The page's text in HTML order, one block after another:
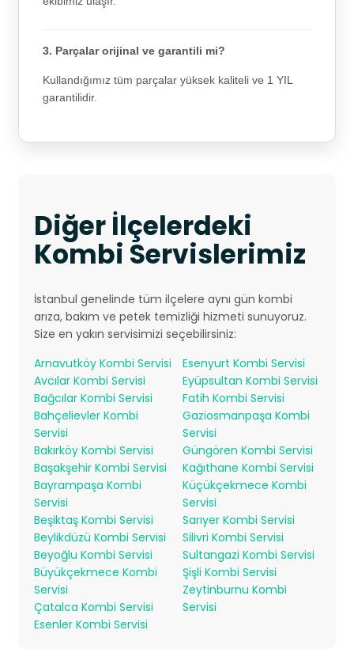
3. Parçalar orijinal ve garantili mi?
Kullandığımız tüm parçalar yüksek kaliteli ve 1 YIL
garantilidir.
Diğer İlçelerdeki
Kombi Servislerimiz
İstanbul genelinde tüm ilçelere aynı gün kombi
arıza, bakım ve petek temizliği hizmeti sunuyoruz.
Size en yakın servisimizi seçebilirsiniz:
Arnavutköy Kombi Servisi
Avcılar Kombi Servisi
Bağcılar Kombi Servisi
Bahçelievler Kombi
Servisi
Bakırköy Kombi Servisi
Başakşehir Kombi Servisi
Bayrampaşa Kombi
Servisi
Beşiktaş Kombi Servisi
Beylikdüzü Kombi Servisi
Beyoğlu Kombi Servisi
Büyükçekmece Kombi
Servisi
Çatalca Kombi Servisi
Esenler Kombi Servisi
Esenyurt Kombi Servisi
Eyüpsultan Kombi Servisi
Fatih Kombi Servisi
Gaziosmanpaşa Kombi
Servisi
Güngören Kombi Servisi
Kağıthane Kombi Servisi
Küçükçekmece Kombi
Servisi
Sarıyer Kombi Servisi
Silivri Kombi Servisi
Sultangazi Kombi Servisi
Şişli Kombi Servisi
Zeytinburnu Kombi
Servisi